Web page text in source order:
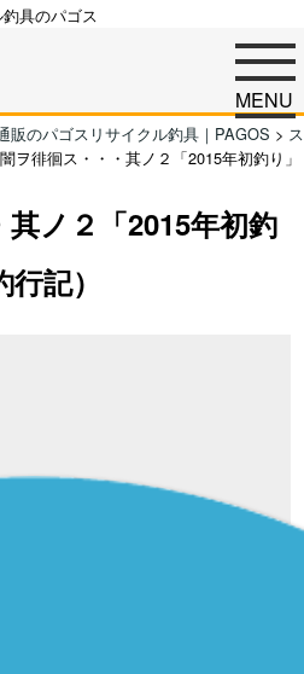
具のパゴス
MENU
販のパゴスリサイクル釣具｜PAGOS > ス
闇ヲ徘徊ス・・・其ノ２「2015年初釣り」
ノ２「2015年初釣
記）